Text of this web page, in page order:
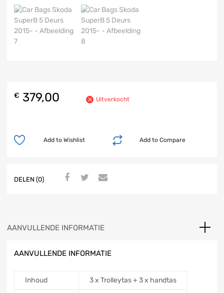
€ 379,00 Uitverkocht
Add to Compare
Add to Wishlist
DELEN (0)
AANVULLENDE INFORMATIE
AANVULLENDE INFORMATIE
Inhoud 3 x Trolleytas + 3 x handtas